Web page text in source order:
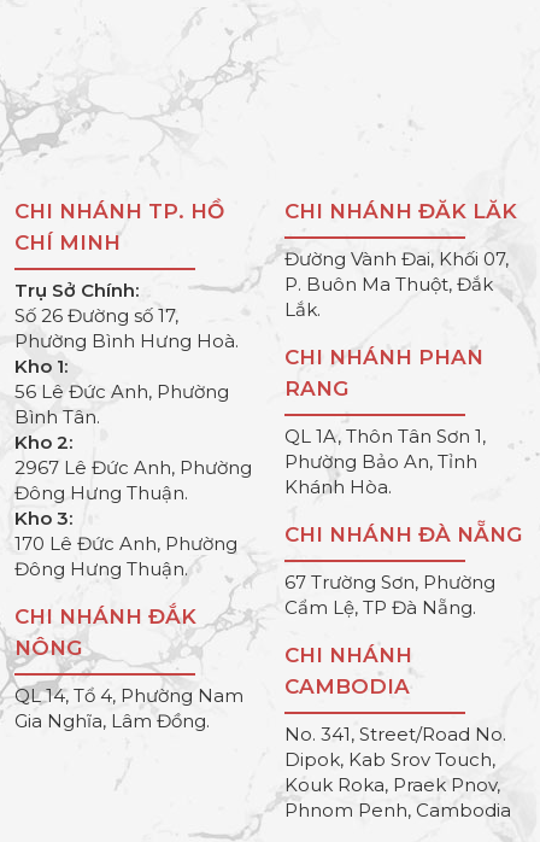
CHI NHÁNH TP. HỒ
CHÍ MINH
Trụ Sở Chính:
Số 26 Đường số 17,
Phường Bình Hưng Hoà.
Kho 1:
56 Lê Đức Anh, Phường
Bình Tân.
Kho 2:
2967 Lê Đức Anh, Phường
Đông Hưng Thuận.
Kho 3:
170 Lê Đức Anh, Phường
Đông Hưng Thuận.
CHI NHÁNH ĐẮK
NÔNG
QL 14, Tổ 4, Phường Nam
Gia Nghĩa, Lâm Đồng.
CHI NHÁNH ĐĂK LĂK
Đường Vành Đai, Khối 07,
P. Buôn Ma Thuột, Đắk
Lắk.
CHI NHÁNH PHAN
RANG
QL 1A, Thôn Tân Sơn 1,
Phường Bảo An, Tỉnh
Khánh Hòa.
CHI NHÁNH ĐÀ NẴNG
67 Trường Sơn, Phường
Cẩm Lệ, TP Đà Nẵng.
CHI NHÁNH
CAMBODIA
No. 341, Street/Road No.
Dipok, Kab Srov Touch,
Kouk Roka, Praek Pnov,
Phnom Penh, Cambodia